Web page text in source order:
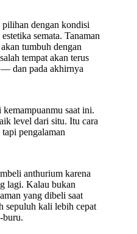
pilihan dengan kondisi
semata. Tanaman
tumbuh dengan
tempat akan terus
— dan pada akhirnya
saat ini.
level dari situ. Itu cara
pengalaman
anthurium karena
lagi. Kalau bukan
yang dibeli saat
sepuluh kali lebih cepat
buru.